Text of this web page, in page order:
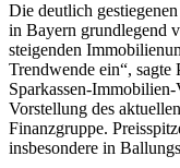
Die deutlich
in Bayern grundlegend
steigenden
Trendwende ein“, sagte
Sparkassen-
Vorstellung des
Finanzgruppe.
insbesondere in